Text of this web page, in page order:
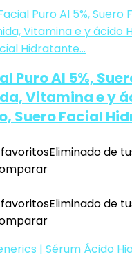
Puro Al 5%,
Vitamina e y
Suero Facial
Eliminado de
Eliminado de